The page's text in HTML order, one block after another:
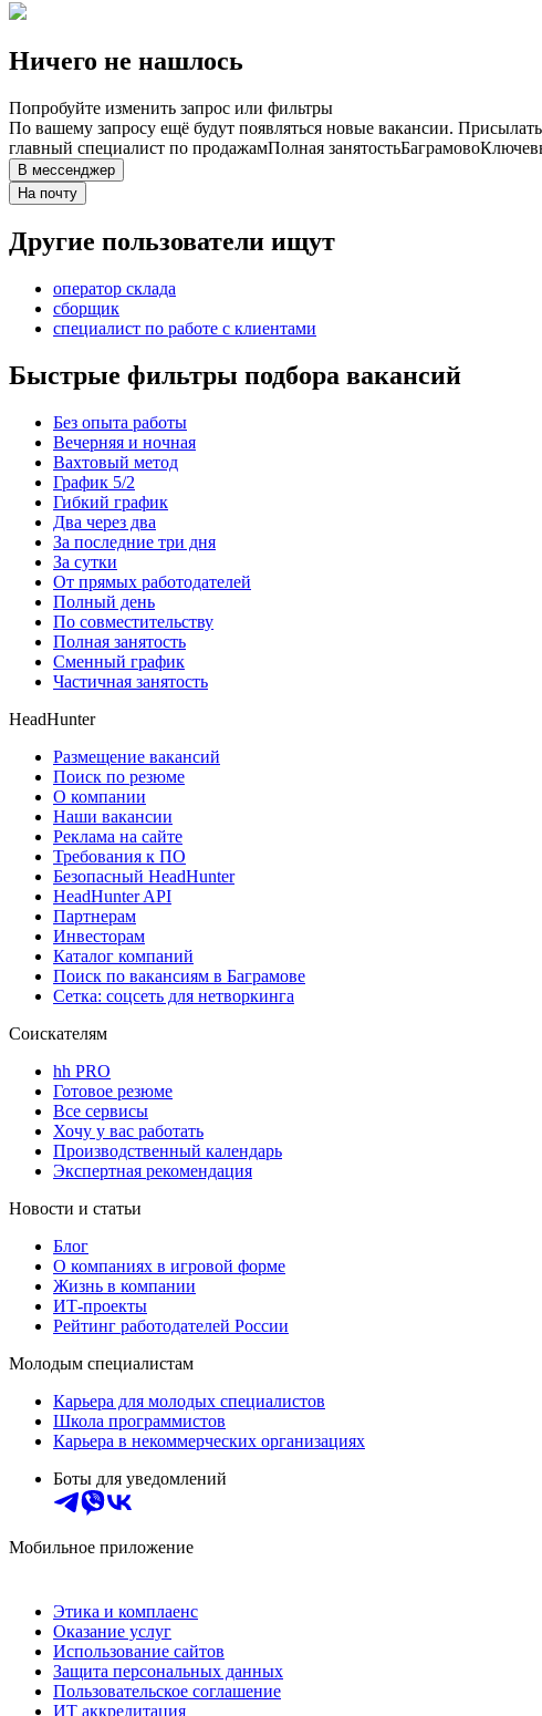
Ничего не нашлось
Попробуйте изменить запрос или фильтры
По вашему запросу ещё будут появляться новые вакансии.
главный специалист по продажамПолная занятостьБаграмово
В мессенджер
На почту
Другие пользователи ищут
оператор склада
сборщик
специалист по работе с клиентами
Быстрые фильтры подбора вакансий
Без опыта работы
Вечерняя и ночная
Вахтовый метод
График 5/2
Гибкий график
Два через два
За последние три дня
За сутки
От прямых работодателей
Полный день
По совместительству
Полная занятость
Сменный график
Частичная занятость
HeadHunter
Размещение вакансий
Поиск по резюме
О компании
Наши вакансии
Реклама на сайте
Требования к ПО
Безопасный HeadHunter
HeadHunter API
Партнерам
Инвесторам
Каталог компаний
Поиск по вакансиям в Баграмове
Сетка: соцсеть для нетворкинга
Соискателям
hh PRO
Готовое резюме
Все сервисы
Хочу у вас работать
Производственный календарь
Экспертная рекомендация
Новости и статьи
Блог
О компаниях в игровой форме
Жизнь в компании
ИТ-проекты
Рейтинг работодателей России
Молодым специалистам
Карьера для молодых специалистов
Школа программистов
Карьера в некоммерческих организациях
Боты для уведомлений
Мобильное приложение
Этика и комплаенс
Оказание услуг
Использование сайтов
Защита персональных данных
Пользовательское соглашение
ИТ аккредитация